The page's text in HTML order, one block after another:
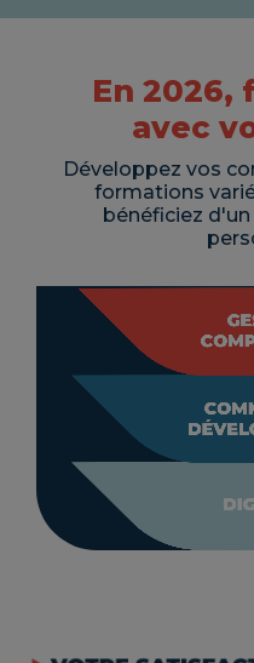
En 2026,
avec
Développez vos
formations
bénéficiez